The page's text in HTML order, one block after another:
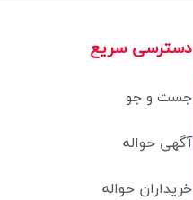
دسترسی سریع
جست و جو
آگهی حواله
خریداران حواله